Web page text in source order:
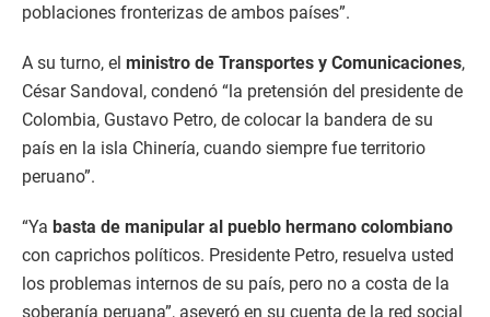
poblaciones fronterizas de ambos países”.
A su turno, el ministro de Transportes y Comunicaciones,
César Sandoval, condenó “la pretensión del presidente de
Colombia, Gustavo Petro, de colocar la bandera de su
país en la isla Chinería, cuando siempre fue territorio
peruano”.
“Ya basta de manipular al pueblo hermano colombiano
con caprichos políticos. Presidente Petro, resuelva usted
los problemas internos de su país, pero no a costa de la
soberanía peruana”, aseveró en su cuenta de la red social